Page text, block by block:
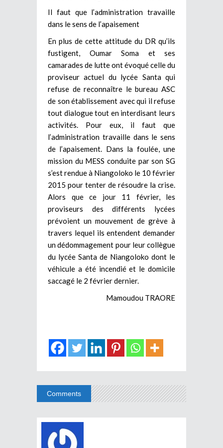
Il faut que l’administration travaille
dans le sens de l’apaisement
En plus de cette attitude du DR qu’ils
fustigent, Oumar Soma et ses
camarades de lutte ont évoqué celle du
proviseur actuel du lycée Santa qui
refuse de reconnaître le bureau ASC
de son établissement avec qui il refuse
tout dialogue tout en interdisant leurs
activités. Pour eux, il faut que
l’administration travaille dans le sens
de l’apaisement. Dans la foulée, une
mission du MESS conduite par son SG
s’est rendue à Niangoloko le 10 février
2015 pour tenter de résoudre la crise.
Alors que ce jour 11 février, les
proviseurs des différents lycées
prévoient un mouvement de grève à
travers lequel ils entendent demander
un dédommagement pour leur collègue
du lycée Santa de Niangoloko dont le
véhicule a été incendié et le domicile
saccagé le 2 février dernier.
Mamoudou TRAORE
Comments